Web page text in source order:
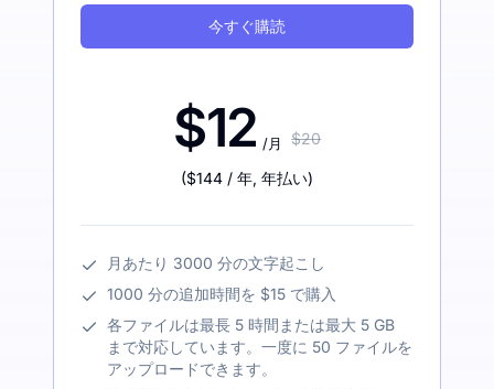
今すぐ購読
$12 /月 $20
($144 / 年, 年払い)
月あたり 3000 分の文字起こし
1000 分の追加時間を $15 で購入
各ファイルは最長 5 時間または最大 5 GB
まで対応しています。一度に 50 ファイルを
アップロードできます。